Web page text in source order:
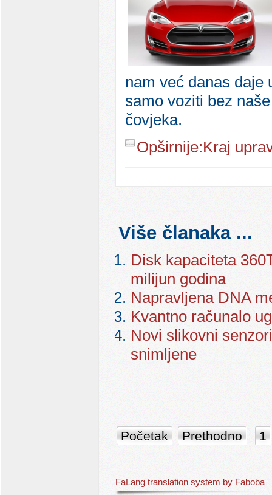
nam već danas daje
samo voziti bez
čovjeka.
Opširnije:Kraj
Više članaka ...
Disk kapaciteta
milijun godina
Napravljena DNA
Kvantno računalo
Novi slikovni
snimljene
Početak Prethodno 1
FaLang translation system by Faboba